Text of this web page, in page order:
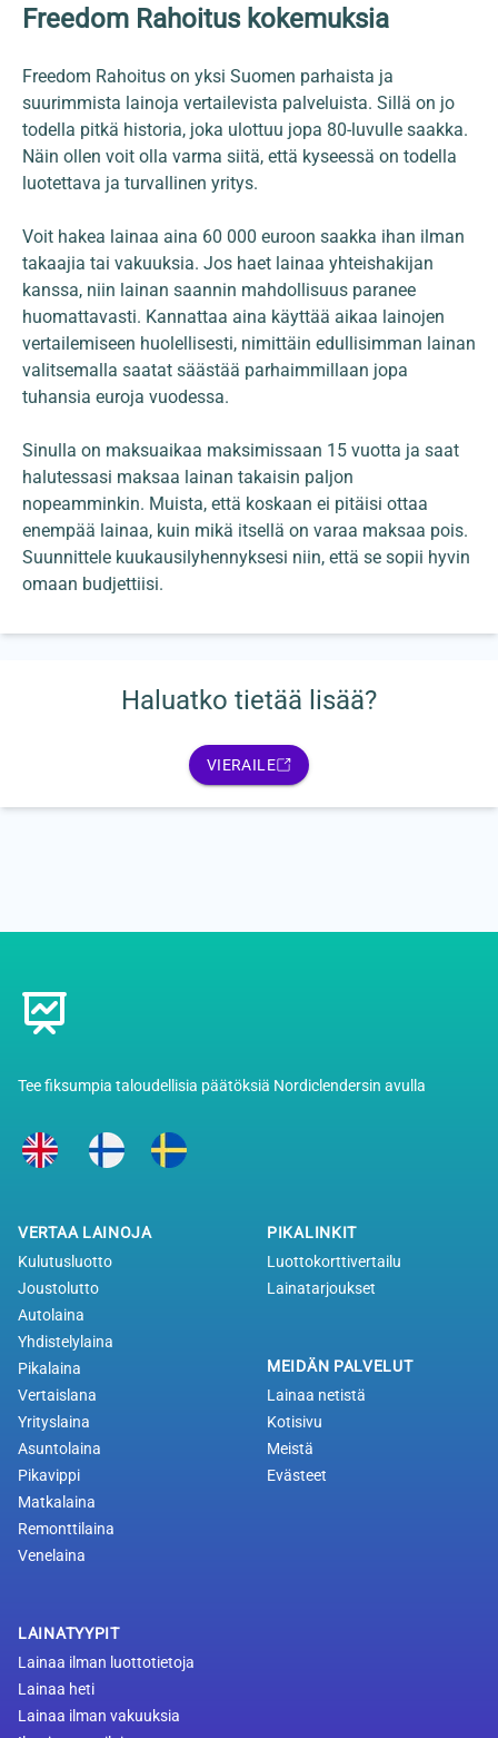
Freedom Rahoitus kokemuksia
Freedom Rahoitus on yksi Suomen parhaista ja
suurimmista lainoja vertailevista palveluista. Sillä on jo
todella pitkä historia, joka ulottuu jopa 80-luvulle saakka.
Näin ollen voit olla varma siitä, että kyseessä on todella
luotettava ja turvallinen yritys.
Voit hakea lainaa aina 60 000 euroon saakka ihan ilman
takaajia tai vakuuksia. Jos haet lainaa yhteishakijan
kanssa, niin lainan saannin mahdollisuus paranee
huomattavasti. Kannattaa aina käyttää aikaa lainojen
vertailemiseen huolellisesti, nimittäin edullisimman lainan
valitsemalla saatat säästää parhaimmillaan jopa
tuhansia euroja vuodessa.
Sinulla on maksuaikaa maksimissaan 15 vuotta ja saat
halutessasi maksaa lainan takaisin paljon
nopeamminkin. Muista, että koskaan ei pitäisi ottaa
enempää lainaa, kuin mikä itsellä on varaa maksaa pois.
Suunnittele kuukausilyhennyksesi niin, että se sopii hyvin
omaan budjettiisi.
Haluatko tietää lisää?
VIERAILE
Tee fiksumpia taloudellisia päätöksiä Nordiclendersin avulla
VERTAA LAINOJA
Kulutusluotto
Joustolutto
Autolaina
Yhdistelylaina
Pikalaina
Vertaislana
Yrityslaina
Asuntolaina
Pikavippi
Matkalaina
Remonttilaina
Venelaina
LAINATYYPIT
Lainaa ilman luottotietoja
Lainaa heti
Lainaa ilman vakuuksia
PIKALINKIT
Luottokorttivertailu
Lainatarjoukset
MEIDÄN PALVELUT
Lainaa netistä
Kotisivu
Meistä
Evästeet